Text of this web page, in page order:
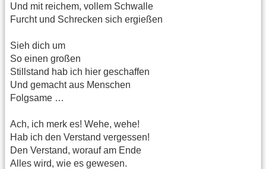
Und mit reichem, vollem Schwalle
Furcht und Schrecken sich ergießen
Sieh dich um
So einen großen
Stillstand hab ich hier geschaffen
Und gemacht aus Menschen
Folgsame …
Ach, ich merk es! Wehe, wehe!
Hab ich den Verstand vergessen!
Den Verstand, worauf am Ende
Alles wird, wie es gewesen.